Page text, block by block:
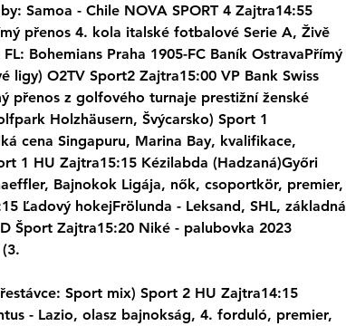
Samoa - Chile NOVA SPORT 4 Zajtra14:55
přenos 4. kola italské fotbalové Serie A, Živě
Bohemians Praha 1905-FC Baník OstravaPřímý
ligy) O2TV Sport2 Zajtra15:00 VP Bank Swiss
přenos z golfového turnaje prestižní ženské
Holzhäusern, Švýcarsko) Sport 1
cena Singapuru, Marina Bay, kvalifikace,
1 HU Zajtra15:15 Kézilabda (Hadzaná)Győri
Bajnokok Ligája, nők, csoportkör, premier,
Ľadový hokejFrölunda - Leksand, SHL, základná
Šport Zajtra15:20 Niké - palubovka 2023
Sport mix) Sport 2 HU Zajtra14:15
- Lazio, olasz bajnokság, 4. forduló, premier,